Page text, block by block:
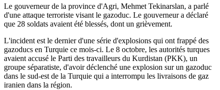
Le gouverneur de la province d'Agri, Mehmet Tekinarslan, a parlé
d'une attaque terroriste visant le gazoduc. Le gouverneur a déclaré
que 28 soldats avaient été blessés, dont un grièvement.
L'incident est le dernier d'une série d'explosions qui ont frappé des
gazoducs en Turquie ce mois-ci. Le 8 octobre, les autorités turques
avaient accusé le Parti des travailleurs du Kurdistan (PKK), un
groupe séparatiste, d'avoir déclenché une explosion sur un gazoduc
dans le sud-est de la Turquie qui a interrompu les livraisons de gaz
iranien dans la région.